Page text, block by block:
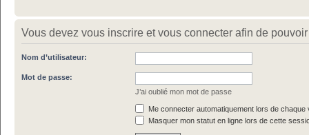
Vous devez vous inscrire et vous connecter afin de
Nom d’utilisateur:
Mot de passe:
J’ai oublié mon mot de passe
Me connecter automatiquement lors de chaque
Masquer mon statut en ligne lors de cette